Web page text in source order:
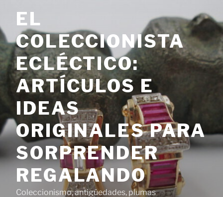
contenido
EL
COLECCIONISTA
ECLÉCTICO:
ARTÍCULOS E
IDEAS
ORIGINALES PARA
SORPRENDER
REGALANDO
Coleccionismo, antigüedades, plumas